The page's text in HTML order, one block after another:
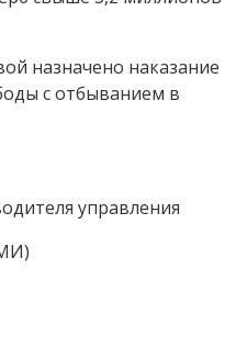
назначено наказание
с отбыванием в
управления